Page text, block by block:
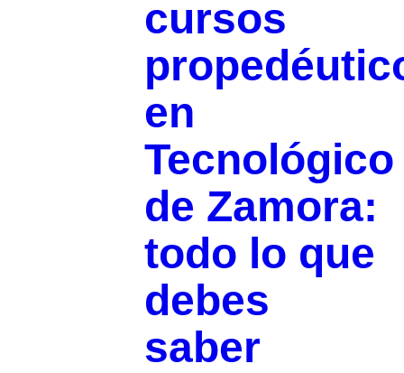
cursos
en
Tecnológico
de Zamora:
todo lo que
debes
saber